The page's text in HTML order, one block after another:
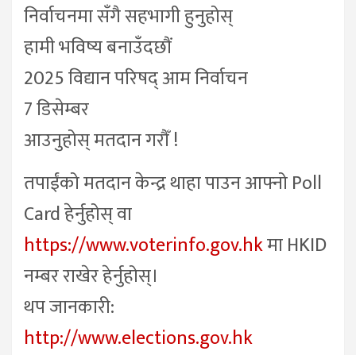
निर्वाचनमा सँगै सहभागी हुनुहोस्
हामी भविष्य बनाउँदछौं
2025 विद्यान परिषद् आम निर्वाचन
7 डिसेम्बर
आउनुहोस् मतदान गरौँ !
तपाईंको मतदान केन्द्र थाहा पाउन आफ्नो Poll
Card हेर्नुहोस् वा
https://www.voterinfo.gov.hkमा HKID
नम्बर राखेर हेर्नुहोस्।
थप जानकारी:
http://www.elections.gov.hk